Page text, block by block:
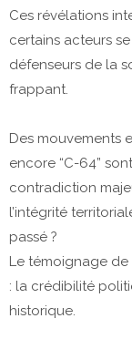
Ces révélations
certains acteurs
défenseurs de la
frappant.
Des mouvements
encore “C-64”
contradiction
l’intégrité
passé ?
Le témoignage
: la crédibilité
historique.